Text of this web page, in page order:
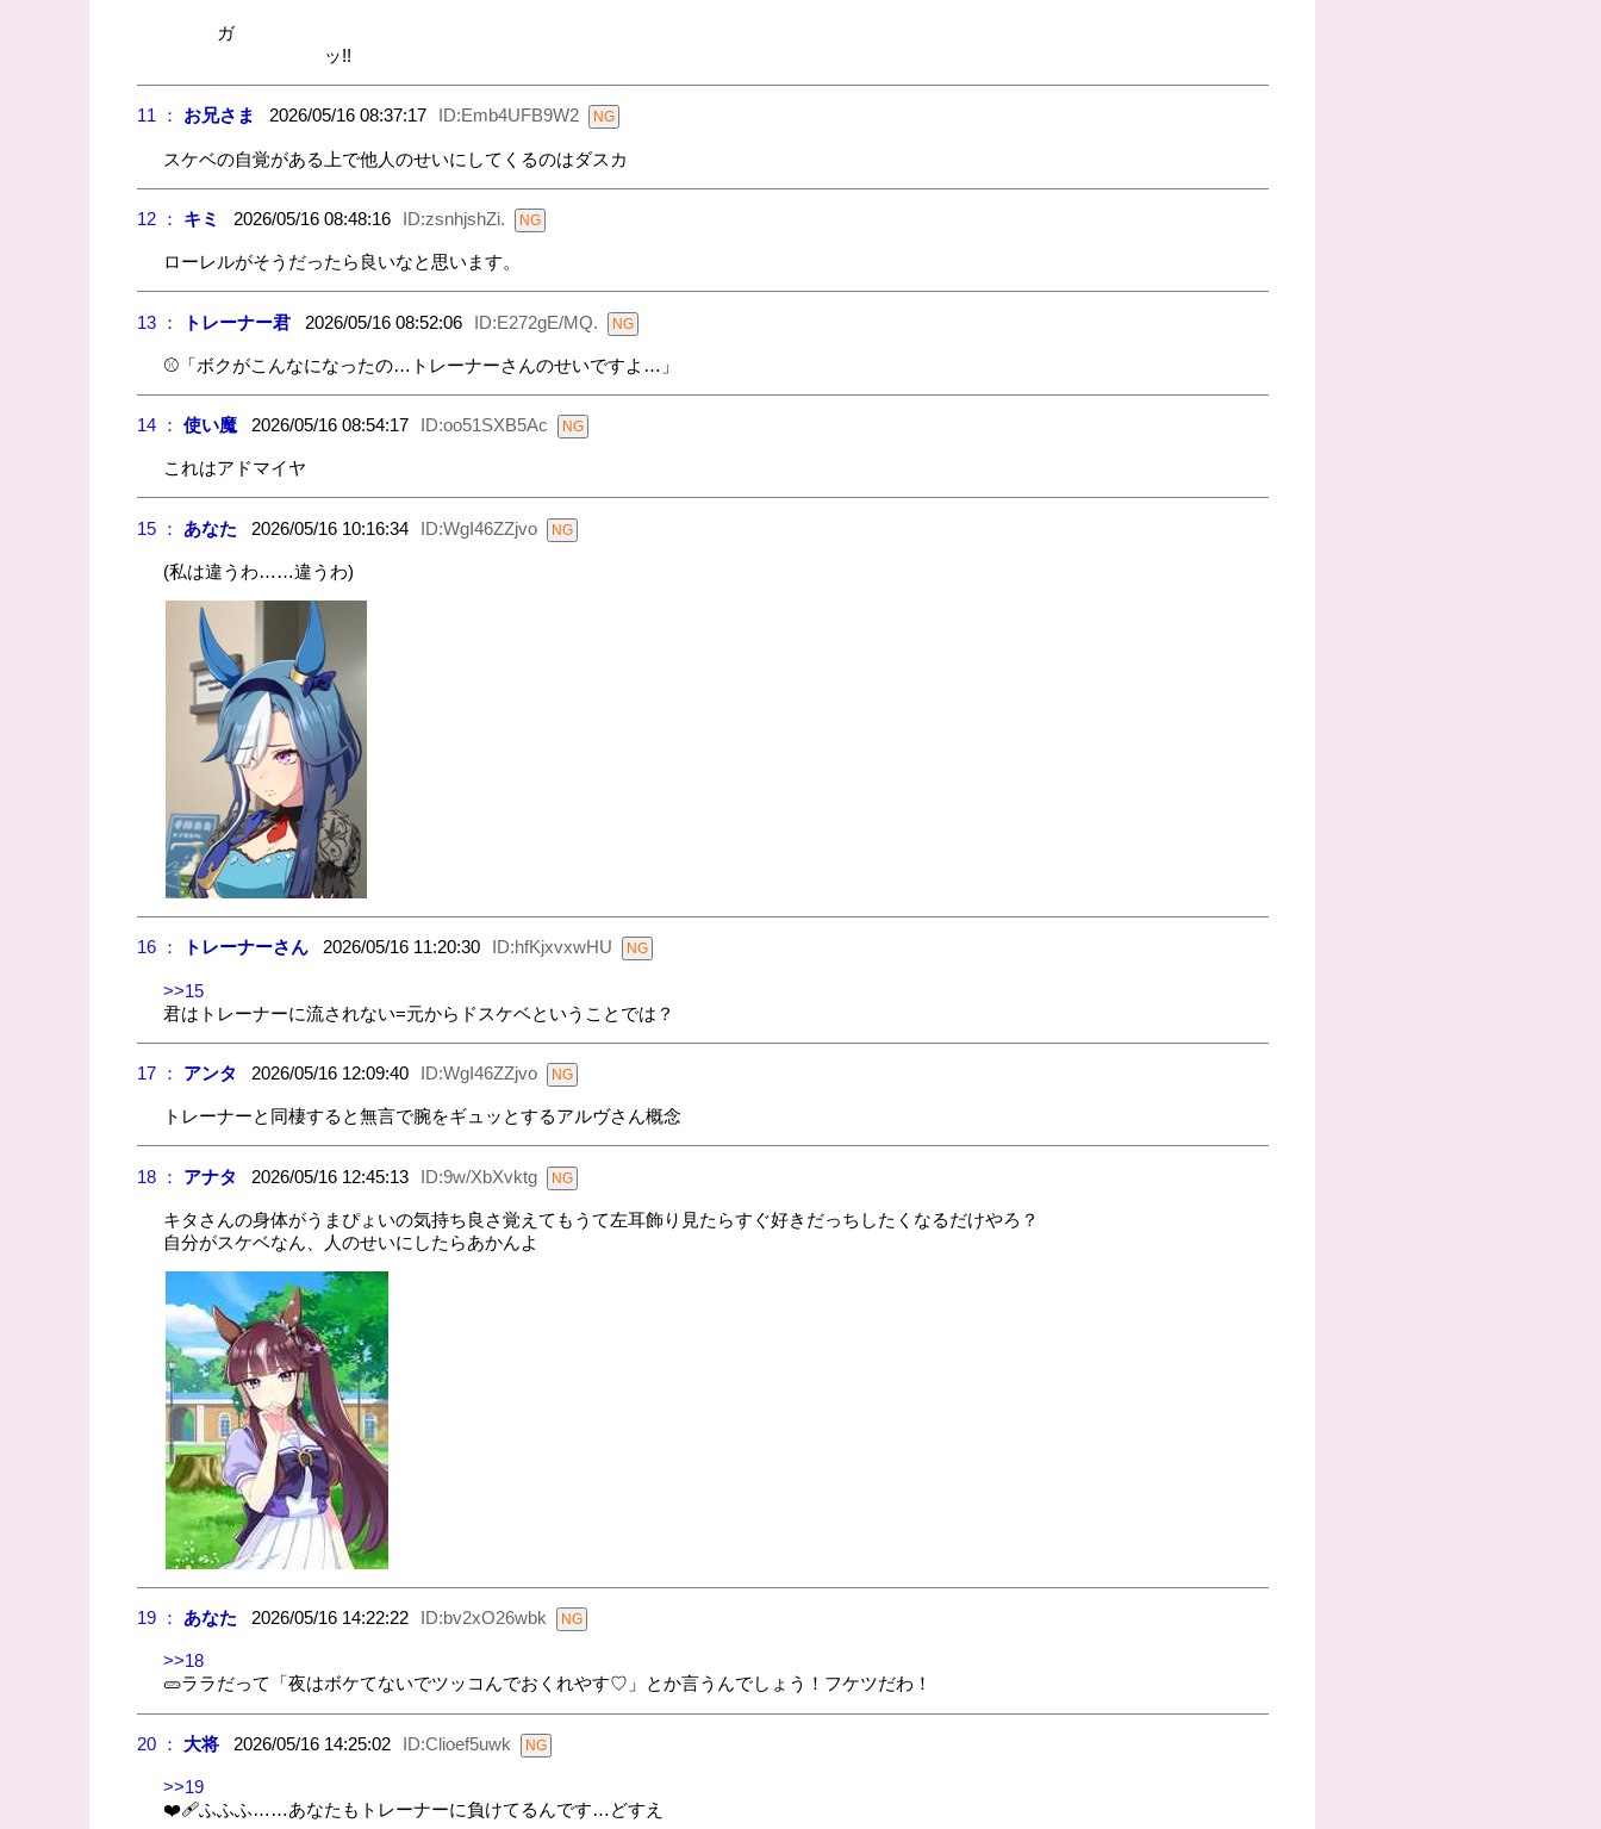
ガ
ッ!!
11 ： お兄さま 2026/05/16 08:37:17 ID:Emb4UFB9W2
スケベの自覚がある上で他人のせいにしてくるのはダスカ
12 ： キミ 2026/05/16 08:48:16 ID:zsnhjshZi.
ローレルがそうだったら良いなと思います。
13 ： トレーナー君2026/05/16 08:52:06 ID:E272gE/MQ.
⚾️「ボクがこんなになったの…トレーナーさんのせいですよ…」
14 ： 使い魔2026/05/16 08:54:17 ID:oo51SXB5Ac
これはアドマイヤ
15 ： あなた 2026/05/16 10:16:34 ID:WgI46ZZjvo
(私は違うわ……違うわ)
16 ： トレーナーさん2026/05/16 11:20:30 ID:hfKjxvxwHU
>>15
君はトレーナーに流されない=元からドスケベということでは？
17 ： アンタ 2026/05/16 12:09:40 ID:WgI46ZZjvo
トレーナーと同棲すると無言で腕をギュッとするアルヴさん概念
18 ： アナタ 2026/05/16 12:45:13 ID:9w/XbXvktg
キタさんの身体がうまぴょいの気持ち良さ覚えてもうて左耳飾り見たらすぐ好きだっちしたくなるだけやろ？
自分がスケベなん、人のせいにしたらあかんよ
19 ： あなた 2026/05/16 14:22:22 ID:bv2xO26wbk
>>18
🥒ララだって「夜はボケてないでツッコんでおくれやす♡」とか言うんでしょう！フケツだわ！
20 ： 大将2026/05/16 14:25:02 ID:Clioef5uwk
>>19
❤️‍🩹ふふふ……あなたもトレーナーに負けてるんです…どすえ